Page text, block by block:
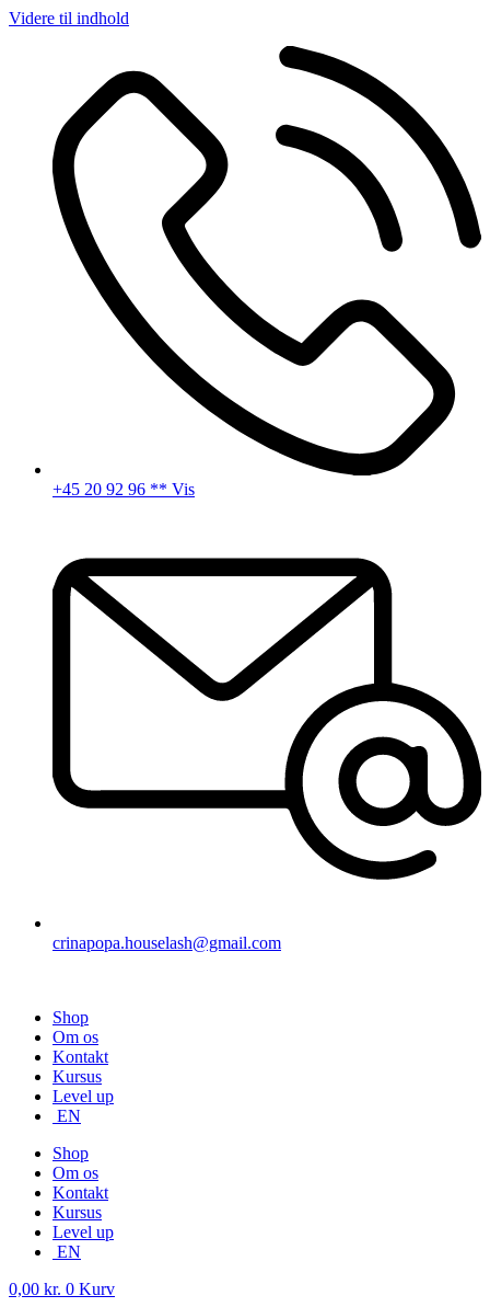
Videre til indhold
+45 20 92 96 ** Vis
crinapopa.houselash@gmail.com
Shop
Om os
Kontakt
Kursus
Level up
EN
Shop
Om os
Kontakt
Kursus
Level up
EN
0,00 kr. 0 Kurv